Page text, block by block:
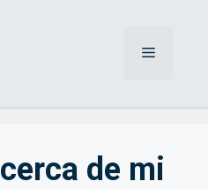
Menú
de mi